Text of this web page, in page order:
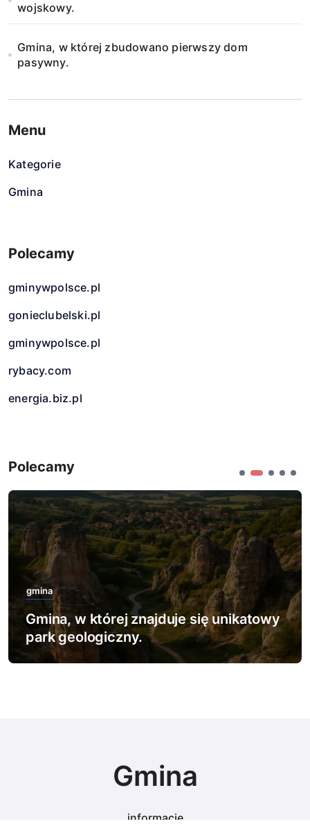
wojskowy.
Gmina, w której zbudowano pierwszy dom
pasywny.
Menu
Kategorie
Gmina
Polecamy
gminywpolsce.pl
gonieclubelski.pl
gminywpolsce.pl
rybacy.com
energia.biz.pl
Polecamy
gmina
Gmina, w której znajduje się najwięcej
rezerwatów leśnych.
Gmina
informacje